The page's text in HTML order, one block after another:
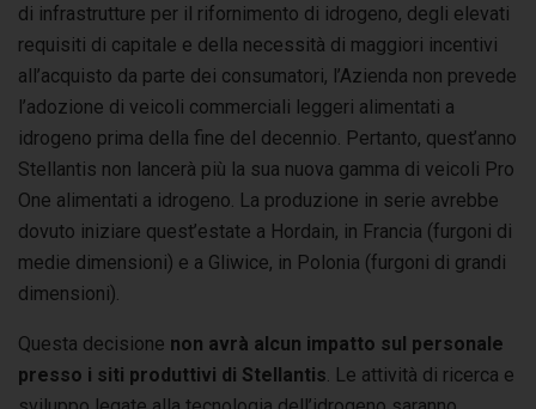
di infrastrutture per il rifornimento di idrogeno, degli elevati
requisiti di capitale e della necessità di maggiori incentivi
all’acquisto da parte dei consumatori, l’Azienda non prevede
l’adozione di veicoli commerciali leggeri alimentati a
idrogeno prima della fine del decennio. Pertanto, quest’anno
Stellantis non lancerà più la sua nuova gamma di veicoli Pro
One alimentati a idrogeno. La produzione in serie avrebbe
dovuto iniziare quest’estate a Hordain, in Francia (furgoni di
medie dimensioni) e a Gliwice, in Polonia (furgoni di grandi
dimensioni).
Questa decisione non avrà alcun impatto sul personale
presso i siti produttivi di Stellantis . Le attività di ricerca e